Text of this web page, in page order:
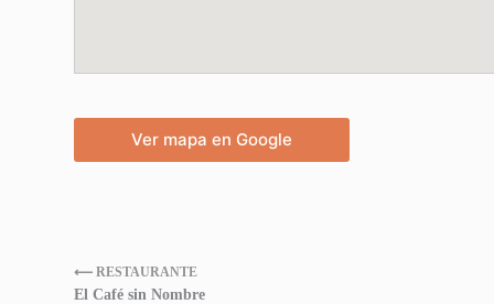
Ver mapa en Google
⟵ RESTAURANTE
El Café sin Nombre